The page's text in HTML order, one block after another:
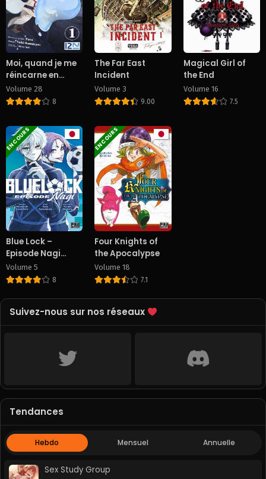
Volume 4
October 23, 2024
Volume 3
October 23, 2024
Volume 2
October 23, 2024
Volume 1
October 23, 2024
Moi, quand je me
réincarne en
Slime
Volume 28
8
The Far East
Incident
Volume 3
9.00
Magical Girl of
the End
Volume 16
7.5
EN COURS
Blue Lock –
Episode Nagi
[Version
officielle]
Volume 5
8
EN COURS
Four Knights of
the Apocalypse
Volume 18
7.1
Suivez-nous sur nos réseaux
Tendances
Hebdo Mensuel Annuelle
Sex Study Group